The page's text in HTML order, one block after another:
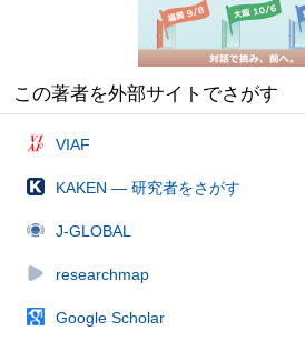
この著者を外部サイトでさがす
VIAF
KAKEN — 研究者をさがす
J-GLOBAL
researchmap
Google Scholar